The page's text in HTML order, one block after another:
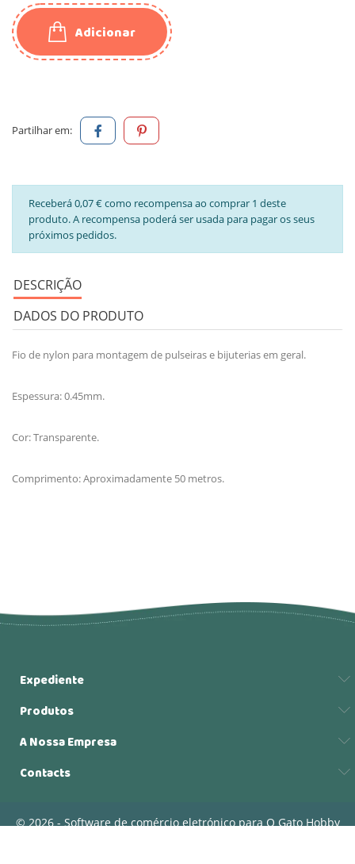
Adicionar
Partilhar em:
Receberá 0,07 € como recompensa ao comprar 1 deste
produto. A recompensa poderá ser usada para pagar os seus
próximos pedidos.
DESCRIÇÃO
DADOS DO PRODUTO
Fio de nylon para montagem de pulseiras e bijuterias em geral.
Espessura: 0.45mm.
Cor: Transparente.
Comprimento: Aproximadamente 50 metros.
Expediente
Produtos
A Nossa Empresa
Contacts
© 2026 - Software de comércio eletrónico para O Gato Hobby